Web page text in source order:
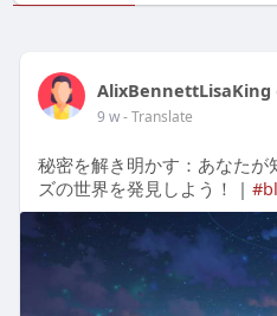
AlixBennettLisaKing
9 w- Translate
秘密を解き明かす：あなたが
ズの世界を発見しよう！ |